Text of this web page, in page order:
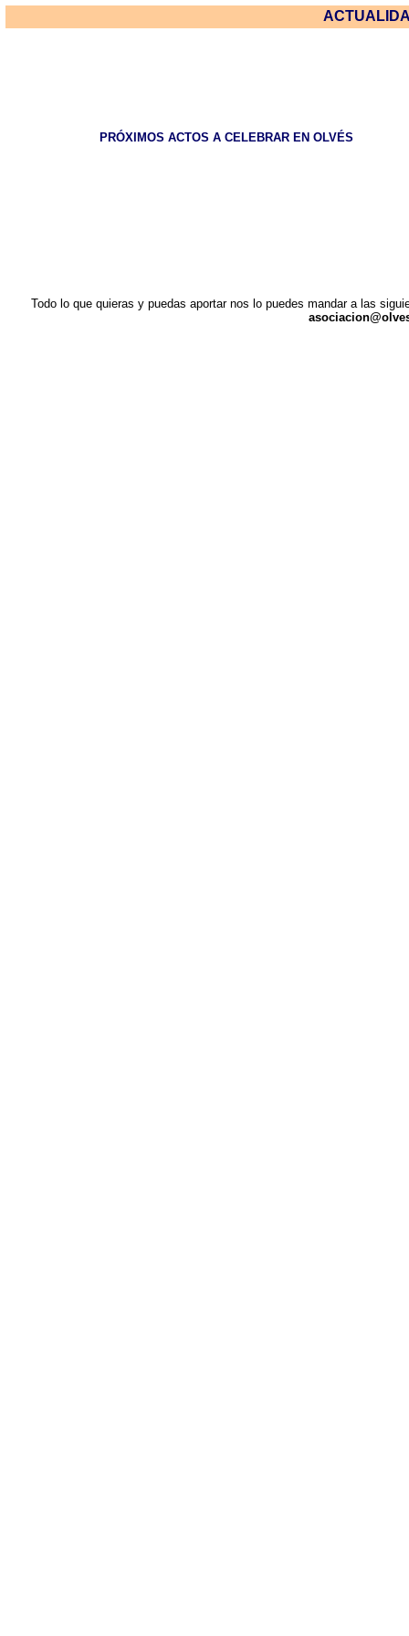
PRÓXIMOS ACTOS A CELEBRAR EN OLVÉS
Todo lo que quieras y puedas aportar nos lo puedes mandar a las